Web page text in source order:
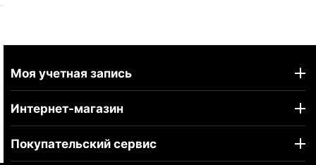
Моя учетная запись
Интернет-магазин
Покупательский сервис